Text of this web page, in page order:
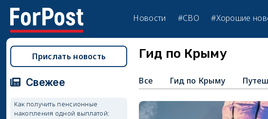
Новости #СВО #Хорошие
Гид по Крыму
Все Гид по Крыму
Прислать новость
Свежее
Как получить пенсионные
накопления одной выплатой: